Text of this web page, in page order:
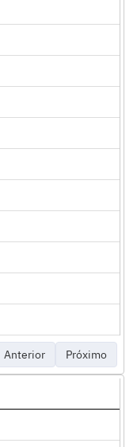
Anterior Próximo